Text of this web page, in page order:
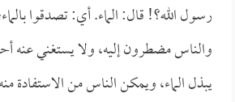
رسول الله؟! قال: الماء. أي: تصدقوا
والناس مضطرون إليه، ولا يستغني عنه
يبذل الماء، ويمكن الناس من الاستفادة